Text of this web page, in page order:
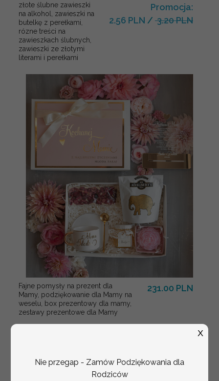
złote ślubne zawieszki
na alkohol, zawieszki na
butelkę z perełkami,
rózne treści na
zawieszkach ślubnych,
zawieszki ze złotymi
literami i perełkami
Promocja:
2.56 PLN / 3.20 PLN
Fajne pomysły na prezent dla
Mamy, podziękowanie dla Mamy na
weselu, box prezentowy dla mamy,
zestawy prezentowe dla Mamy
231.00 PLN
Nie przegap - Zamów Podziękowania dla
Rodziców
X